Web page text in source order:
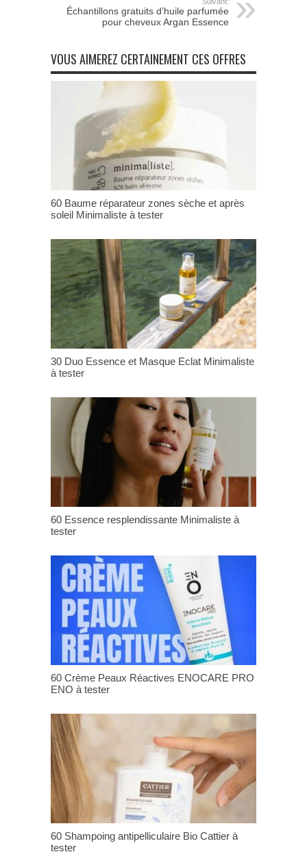
Échantillons gratuits d’huile parfumée
pour cheveux Argan Essence
VOUS AIMEREZ CERTAINEMENT CES OFFRES
60 Baume réparateur zones sèche et après
soleil Minimaliste à tester
30 Duo Essence et Masque Eclat Minimaliste
à tester
60 Essence resplendissante Minimaliste à
tester
60 Crème Peaux Réactives ENOCARE PRO
ENO à tester
60 Shampoing antipelliculaire Bio Cattier à
tester